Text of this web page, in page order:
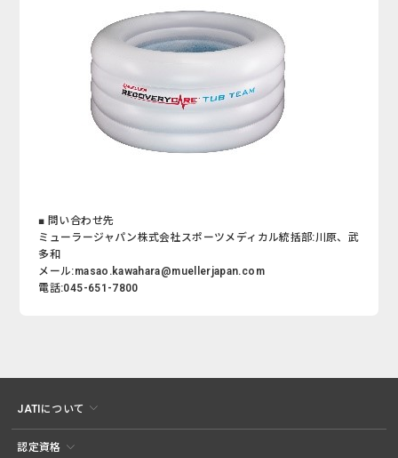
■ 問い合わせ先
ミューラージャパン株式会社スポーツメディカル統括部:川原、武
多和
メール:masao.kawahara@muellerjapan.com
電話:045-651-7800
JATIについて
認定資格